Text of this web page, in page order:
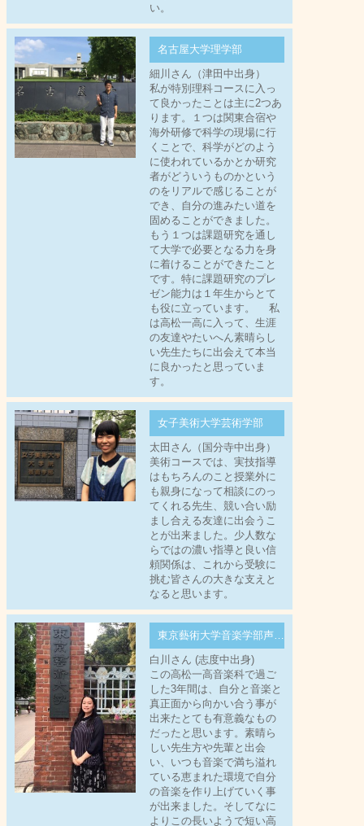
い。
名古屋大学理学部
細川さん（津田中出身）
私が特別理科コースに入っ
て良かったことは主に2つあ
ります。１つは関東合宿や
海外研修で科学の現場に行
くことで、科学がどのよう
に使われているかとか研究
者がどういうものかという
のをリアルで感じることが
でき、自分の進みたい道を
固めることができました。
もう１つは課題研究を通し
て大学で必要となる力を身
に着けることができたこと
です。特に課題研究のプレ
ゼン能力は１年生からとて
も役に立っています。 私
は高松一高に入って、生涯
の友達やたいへん素晴らし
い先生たちに出会えて本当
に良かったと思っていま
す。
女子美術大学芸術学部
太田さん（国分寺中出身）
美術コースでは、実技指導
はもちろんのこと授業外に
も親身になって相談にのっ
てくれる先生、競い合い励
まし合える友達に出会うこ
とが出来ました。少人数な
らではの濃い指導と良い信
頼関係は、これから受験に
挑む皆さんの大きな支えと
なると思います。
白川さん (志度中出身)
この高松一高音楽科で過ご
した3年間は、自分と音楽と
真正面から向かい合う事が
出来たとても有意義なもの
だったと思います。素晴ら
しい先生方や先輩と出会
い、いつも音楽で満ち溢れ
ている恵まれた環境で自分
の音楽を作り上げていく事
が出来ました。そしてなに
よりこの長いようで短い高